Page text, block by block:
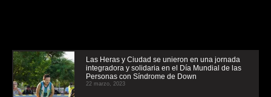
Las Heras y Ciudad se unieron en una jornada
integradora y solidaria en el Día Mundial de las
Personas con Síndrome de Down
22 marzo, 2023